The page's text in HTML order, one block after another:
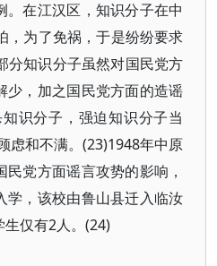
。在江汉区，知识分子在中
，为了免祸，于是纷纷要求
分知识分子虽然对国民党方
少，加之国民党方面的造谣
识分子，强迫知识分子当
虑和不满。(23)1948年中原
党方面谣言攻势的影响，
学，该校由鲁山县迁入临汝
仅有2人。(24)